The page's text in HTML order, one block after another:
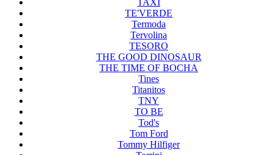
TE'VERDE
Termoda
Tervolina
TESORO
THE GOOD DINOSAUR
THE TIME OF BOCHA
Tines
Titanitos
TNY
TO BE
Tod's
Tom Ford
Tommy Hilfiger